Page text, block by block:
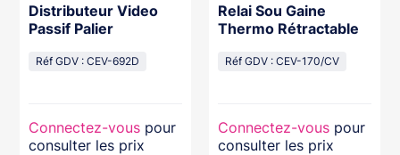
Distributeur Video
Passif Palier
Réf GDV : CEV-692D
Connectez-vous pour
consulter les prix
Relai Sou Gaine
Thermo Rétractable
Réf GDV : CEV-170/CV
Connectez-vous pour
consulter les prix